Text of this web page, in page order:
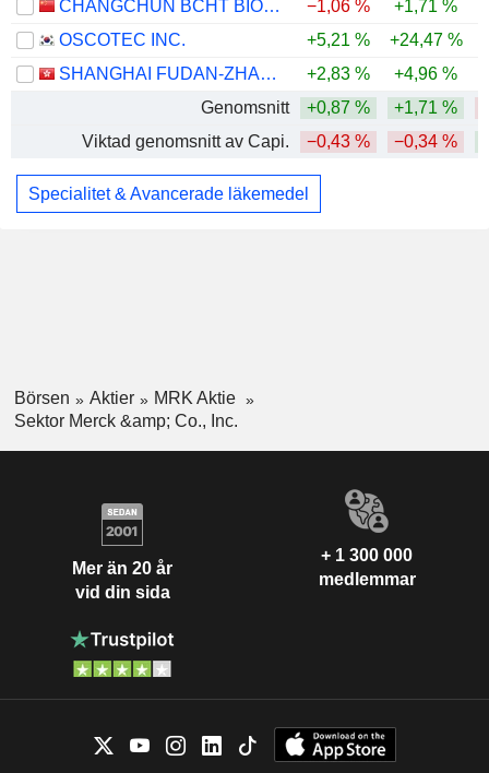
CHANGCHUN BCHT BIOTECHNOLOGY CO.
−1,06 % +1,71 %
OSCOTEC INC.
+5,21 % +24,47 %
SHANGHAI FUDAN-ZHANGJIANG BIO-PHARMACEUTICAL CO.,LTD.
+2,83 % +4,96 %
Genomsnitt
+0,87 % +1,71 %
Viktad genomsnitt av Capi.
−0,43 % −0,34 %
Specialitet & Avancerade läkemedel
Börsen Aktier
MRK Aktie
Sektor Merck &amp; Co., Inc.
Mer än 20 år
vid din sida
+ 1 300 000
medlemmar